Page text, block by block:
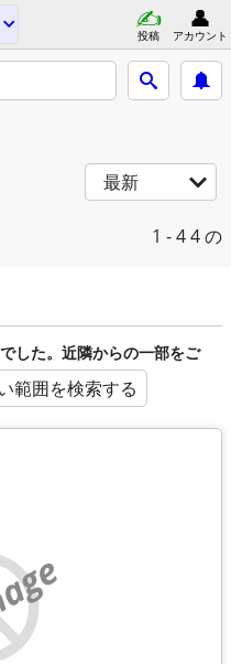
投稿 アカウント
最新
1 - 44 の
した。近隣からの一部をご
範囲を検索する